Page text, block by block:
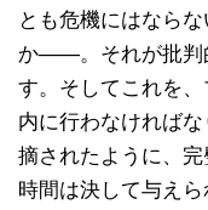
とも危機にはなら
か――。それが批判
す。そしてこれを
内に行わなければ
摘されたように、
時間は決して与え